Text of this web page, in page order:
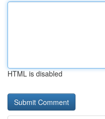
HTML is disabled